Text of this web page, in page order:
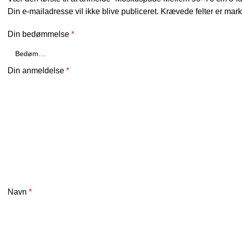
Din e-mailadresse vil ikke blive publiceret. Krævede felter er
Din bedømmelse *
Din anmeldelse *
Navn *